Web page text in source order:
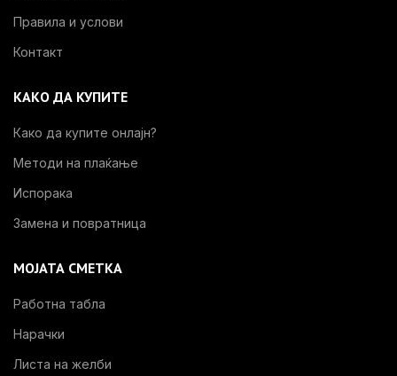
Правила и услови
Контакт
КАКО ДА КУПИТЕ
Како да купите онлајн?
Методи на плаќање
Испорака
Замена и повратница
МОЈАТА СМЕТКА
Работна табла
Нарачки
Листа на желби